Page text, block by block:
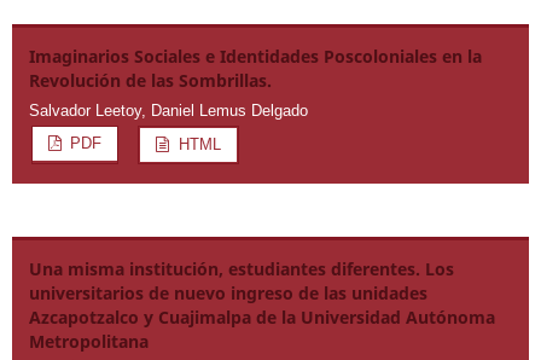
Imaginarios Sociales e Identidades Poscoloniales en la
Revolución de las Sombrillas.
Salvador Leetoy, Daniel Lemus Delgado
PDF
HTML
Una misma institución, estudiantes diferentes. Los
universitarios de nuevo ingreso de las unidades
Azcapotzalco y Cuajimalpa de la Universidad Autónoma
Metropolitana